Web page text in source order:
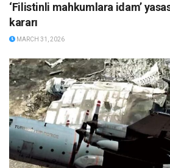
‘Filistinli mahkumlara idam’
kararı
MARCH 31, 2026